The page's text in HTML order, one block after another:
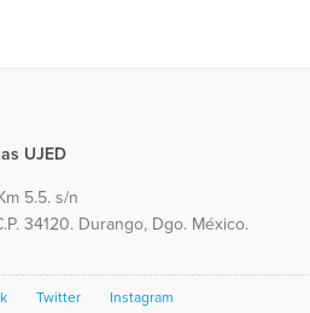
UJED
5.5. s/n
34120. Durango, Dgo. México.
Twitter Instagram